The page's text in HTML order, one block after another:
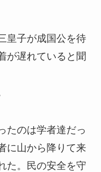
皇子が成国公を待
が遅れていると聞
たのは学者達だっ
に山から降りて来
た。民の安全を守